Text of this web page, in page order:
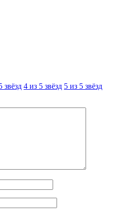
звёзд 4 из 5 звёзд 5 из 5 звёзд